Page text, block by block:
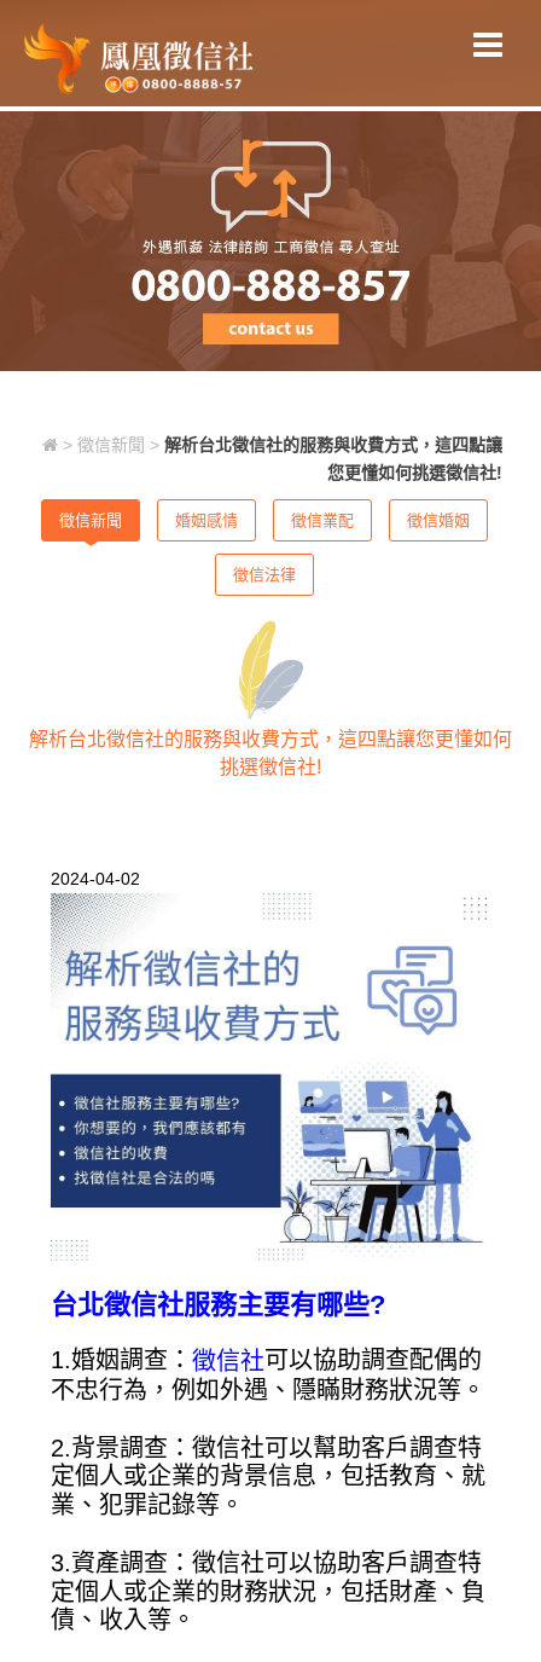
這四點讓您更懂如何挑選徵信社!
> 徵信新聞 > 解析台北徵信社的服務與收費方式，這四點讓
您更懂如何挑選徵信社!
徵信新聞 婚姻感情 徵信業配 徵信婚姻
徵信法律
解析台北徵信社的服務與收費方式，這四點讓您更懂如何
挑選徵信社!
2024-04-02
台北徵信社服務主要有哪些?
1.婚姻調查：徵信社可以協助調查配偶的
不忠行為，例如外遇、隱瞞財務狀況等。
2.背景調查：徵信社可以幫助客戶調查特
定個人或企業的背景信息，包括教育、就
業、犯罪記錄等。
3.資產調查：徵信社可以協助客戶調查特
定個人或企業的財務狀況，包括財產、負
債、收入等。